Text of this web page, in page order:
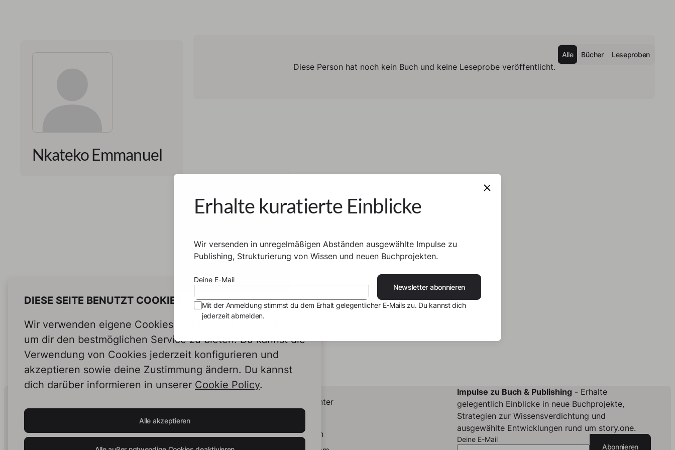
Nkateko Emmanuel
Alle Bücher Leseproben
Diese Person hat noch kein Buch und keine Leseprobe veröffentlicht.
DIESE SEITE BENUTZT COOKIES
Wir verwenden eigene Cookies und Cookies von Dritten,
um dir den bestmöglichen Service zu bieten. Du kannst die
Verwendung von Cookies jederzeit konfigurieren und
akzeptieren sowie deine Zustimmung ändern. Du kannst
dich darüber informieren in unserer Cookie Policy.
Alle akzeptieren
Human Intelligence.
In Print.
Impulse zu Buch & Publishing- Erhalte
gelegentlich Einblicke in neue Buchprojekte,
Strategien zur Wissensverdichtung und
ausgewählte Entwicklungen rund um story.one.
Deine E-Mail
Abonnieren
Helpcenter
LinkedIn
Erhalte kuratierte Einblicke
Wir versenden in unregelmäßigen Abständen ausgewählte Impulse zu
Publishing, Strukturierung von Wissen und neuen Buchprojekten.
Deine E-Mail
Newsletter abonnieren
Mit der Anmeldung stimmst du dem Erhalt gelegentlicher E-Mails zu. Du kannst dich
jederzeit abmelden.